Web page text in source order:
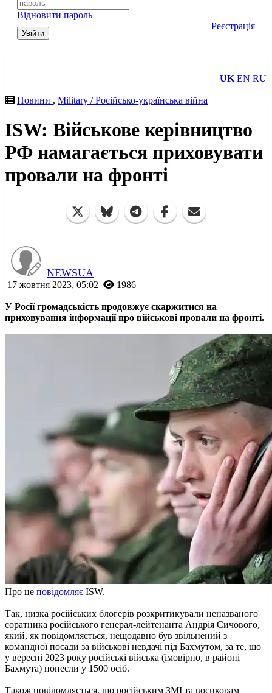
Відновити пароль
Увійти
Реєстрація
UK EN RU
Новини , Military / Російсько-українська війна
ISW: Військове керівництво
РФ намагається приховувати
провали на фронті
NEWSUA
17 жовтня 2023, 05:02 1986
У Росії громадськість продовжує скаржитися на
приховування інформації про військові провали на фронті.
Про це повідомляє ISW.
Так, низка російських блогерів розкритикували неназваного
соратника російського генерал-лейтенанта Андрія Сичового,
який, як повідомляється, нещодавно був звільнений з
командної посади за військові невдачі під Бахмутом, за те, що
у вересні 2023 року російські війська (імовірно, в районі
Бахмута) понесли у 1500 осіб.
Також повідомляється, що російським ЗМІ та воєнкорам